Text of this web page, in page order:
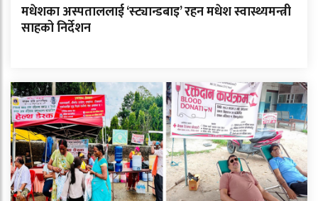
मधेशका अस्पताललाई ‘स्ट्यान्डबाइ’ रहन मधेश स्वास्थ्यमन्त्री
साहको निर्देशन